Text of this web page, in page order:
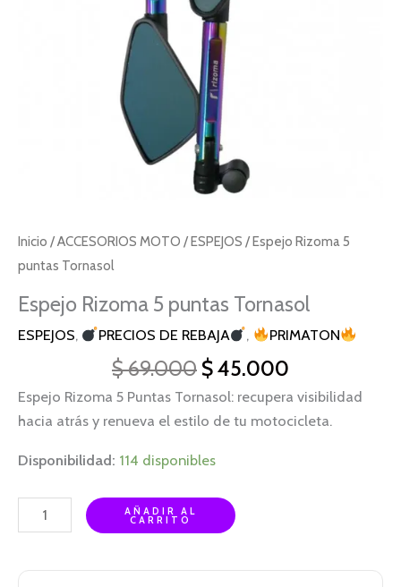
Inicio /ACCESORIOS MOTO /ESPEJOS / Espejo Rizoma 5
puntas Tornasol
Espejo Rizoma 5 puntas Tornasol
ESPEJOS, PRECIOS DE REBAJA , PRIMATON
$69.000 $45.000
Espejo Rizoma 5 Puntas Tornasol: recupera visibilidad
hacia atrás y renueva el estilo de tu motocicleta.
Disponibilidad: 114 disponibles
AÑADIR AL
CARRITO